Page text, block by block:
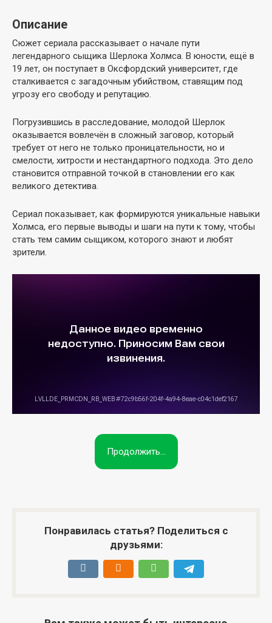
Описание
Сюжет сериала рассказывает о начале пути
легендарного сыщика Шерлока Холмса. В юности, ещё в
19 лет, он поступает в Оксфордский университет, где
сталкивается с загадочным убийством, ставящим под
угрозу его свободу и репутацию.
Погрузившись в расследование, молодой Шерлок
оказывается вовлечён в сложный заговор, который
требует от него не только проницательности, но и
смелости, хитрости и нестандартного подхода. Это дело
становится отправной точкой в становлении его как
великого детектива.
Сериал показывает, как формируются уникальные навыки
Холмса, его первые выводы и шаги на пути к тому, чтобы
стать тем самим сыщиком, которого знают и любят
зрители.
Продолжить...
Понравилась статья? Поделиться с
друзьями: